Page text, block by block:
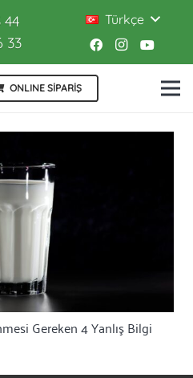
44
33
Türkçe
ONLINE SİPARİŞ
Gereken 4 Yanlış Bilgi